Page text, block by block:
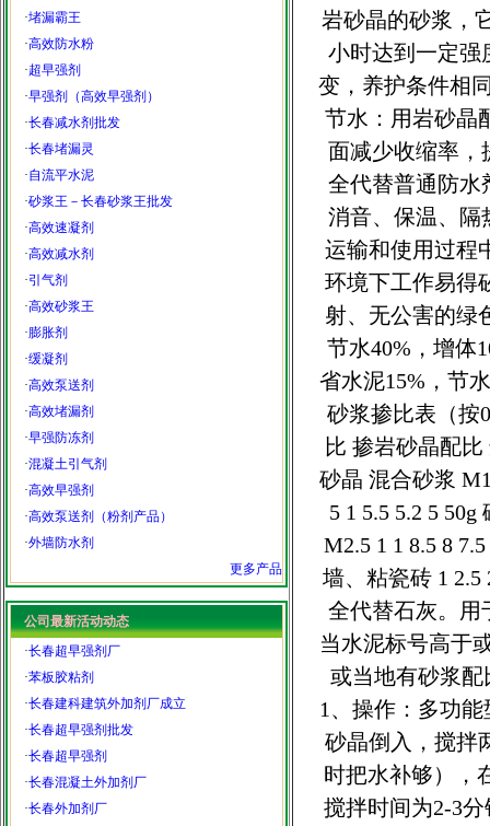
·堵漏霸王
·高效防水粉
·超早强剂
·早强剂（高效早强剂）
·长春减水剂批发
·长春堵漏灵
·自流平水泥
·砂浆王－长春砂浆王批发
·高效速凝剂
·高效减水剂
·引气剂
·高效砂浆王
·膨胀剂
·缓凝剂
·高效泵送剂
·高效堵漏剂
·早强防冻剂
·混凝土引气剂
·高效早强剂
·高效泵送剂（粉剂产品）
·外墙防水剂
更多产品
公司最新活动动态
·长春超早强剂厂
·苯板胶粘剂
·长春建科建筑外加剂厂成立
·长春超早强剂批发
·长春超早强剂
·长春混凝土外加剂厂
·长春外加剂厂
岩砂晶的砂浆，
小时达到一定
变，养护条件相
节水：用岩砂晶
面减少收缩率
全代替普通防
消音、保温、
运输和使用过程
环境下工作易得
射、无公害的
节水40%，增
省水泥15%，节
砂浆掺比表（按
比 掺岩砂晶配
砂晶 混合砂浆
5 1 5.5 5.2 5
M2.5 1 1 8.5 8
墙、粘瓷砖 1
全代替石灰。用
当水泥标号高于
或当地有砂浆
1、操作：多功
砂晶倒入，搅拌
时把水补够），
搅拌时间为2-